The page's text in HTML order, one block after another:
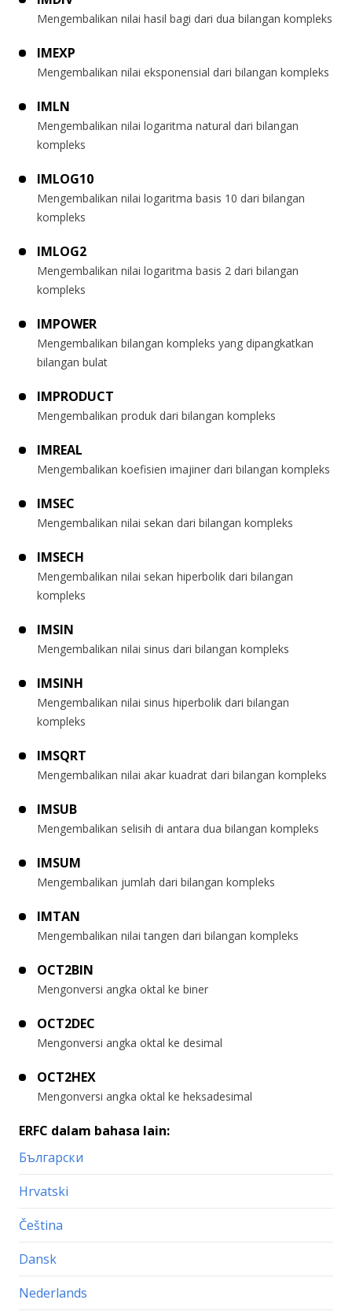
Mengembalikan nilai hasil bagi dari dua bilangan kompleks
IMEXP
Mengembalikan nilai eksponensial dari bilangan kompleks
IMLN
Mengembalikan nilai logaritma natural dari bilangan
kompleks
IMLOG10
Mengembalikan nilai logaritma basis 10 dari bilangan
kompleks
IMLOG2
Mengembalikan nilai logaritma basis 2 dari bilangan
kompleks
IMPOWER
Mengembalikan bilangan kompleks yang dipangkatkan
bilangan bulat
IMPRODUCT
Mengembalikan produk dari bilangan kompleks
IMREAL
Mengembalikan koefisien imajiner dari bilangan kompleks
IMSEC
Mengembalikan nilai sekan dari bilangan kompleks
IMSECH
Mengembalikan nilai sekan hiperbolik dari bilangan
kompleks
IMSIN
Mengembalikan nilai sinus dari bilangan kompleks
IMSINH
Mengembalikan nilai sinus hiperbolik dari bilangan
kompleks
IMSQRT
Mengembalikan nilai akar kuadrat dari bilangan kompleks
IMSUB
Mengembalikan selisih di antara dua bilangan kompleks
IMSUM
Mengembalikan jumlah dari bilangan kompleks
IMTAN
Mengembalikan nilai tangen dari bilangan kompleks
OCT2BIN
Mengonversi angka oktal ke biner
OCT2DEC
Mengonversi angka oktal ke desimal
OCT2HEX
Mengonversi angka oktal ke heksadesimal
ERFC dalam bahasa lain:
Български
Hrvatski
Čeština
Dansk
Nederlands